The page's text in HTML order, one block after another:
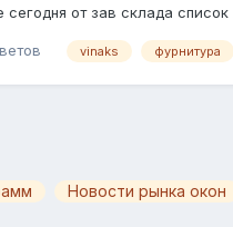
от зав склада
vinaks фурнитура
Новости рынка окон